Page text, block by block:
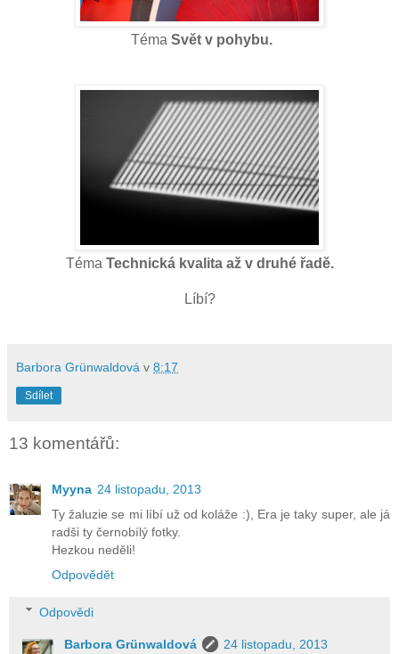
Téma Svět v pohybu.
Téma Technická kvalita až v druhé řadě.
Líbí?
Barbora Grünwaldová v 8:17
Sdílet
13 komentářů:
Myyna 24 listopadu, 2013
Ty žaluzie se mi líbí už od koláže :), Era je taky super, ale já
radši ty černobílý fotky.
Hezkou neděli!
Odpovědět
Odpovědi
Barbora Grünwaldová
24 listopadu, 2013